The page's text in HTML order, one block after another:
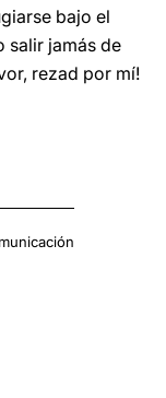
bajo el
salir jamás de
rezad por mí!